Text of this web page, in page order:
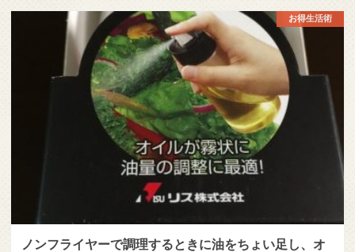
お得生活術
ノンフライヤーで調理するときに油をちょい足し、オ